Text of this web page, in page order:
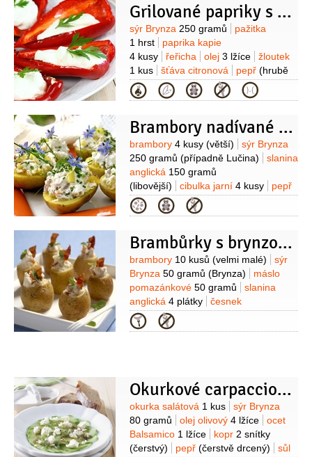
Grilované papriky s brynzou
Suroviny
sýr Brynza 250 gramů
pažitka
1 hrst
paprika kapie
4 kusy
řeřicha olej 3 lžíce
žloutek
1 kus
šťáva citronová pepř (hrubě
namletý)
sůl
Kategorie
Brambory nadívané brynzou
Suroviny
brambory 4 kusy (větší)
sýr Brynza
250 gramů (případně Lučina)
slanina
anglická 150 gramů
(libovější)
cibulka jarní 4 kusy
pepř
černý
(mletý) sůl
Kategorie
Brambůrky s brynzou a slaninkou
Suroviny
brambory 10 kusů (velmi malé)
sýr
Brynza 50 gramů (Brynza)
máslo
pomazánkové 50 gramů
slanina
anglická 4 plátky
česnek
2 stroužky
Kategorie
Okurkové carpaccio s brynzou
Suroviny
okurka salátová 1 kus
sýr Brynza
80 gramů
olej olivový 4 lžíce
ocet
Balsamico 1 lžíce kopr 2 snítky
(čerstvý)
pepř (čerstvě drcený) sůl